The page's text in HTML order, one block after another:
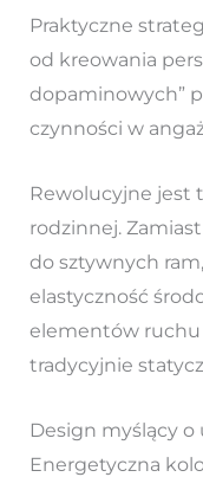
Praktyczne
od kreowania
dopaminowych”
czynności w
Rewolucyjne jest
rodzinnej.
do sztywnych
elastyczność
elementów ruchu
tradycyjnie
Design myślący
Energetyczna